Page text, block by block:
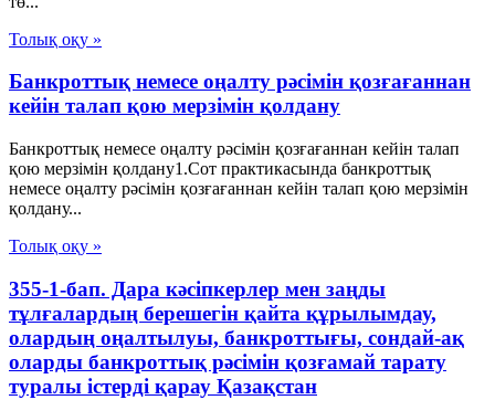
Толық оқу »
Банкроттық немесе оңалту рәсімін қозғағаннан
кейін талап қою мерзімін қолдану
Банкроттық немесе оңалту рәсімін қозғағаннан кейін талап
қою мерзімін қолдану1.Сот практикасында банкроттық
немесе оңалту рәсімін қозғағаннан кейін талап қою мерзімін
қолдану...
Толық оқу »
355-1-бап. Дара кәсіпкерлер мен заңды
тұлғалардың берешегін қайта құрылымдау,
олардың оңалтылуы, банкроттығы, сондай-ақ
оларды банкроттық рәсімін қозғамай тарату
туралы істерді қарау Қазақстан